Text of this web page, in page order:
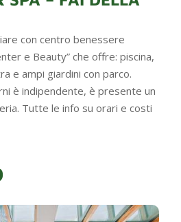
con centro benessere
e Beauty” che offre: piscina,
e ampi giardini con parco.
è indipendente, è presente un
Tutte le info su orari e costi